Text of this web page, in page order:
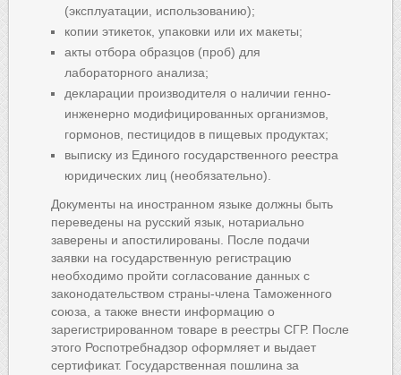
(эксплуатации, использованию);
копии этикеток, упаковки или их макеты;
акты отбора образцов (проб) для
лабораторного анализа;
декларации производителя о наличии генно-
инженерно модифицированных организмов,
гормонов, пестицидов в пищевых продуктах;
выписку из Единого государственного реестра
юридических лиц (необязательно).
Документы на иностранном языке должны быть
переведены на русский язык, нотариально
заверены и апостилированы. После подачи
заявки на государственную регистрацию
необходимо пройти согласование данных с
законодательством страны-члена Таможенного
союза, а также внести информацию о
зарегистрированном товаре в реестры СГР. После
этого Роспотребнадзор оформляет и выдает
сертификат. Государственная пошлина за